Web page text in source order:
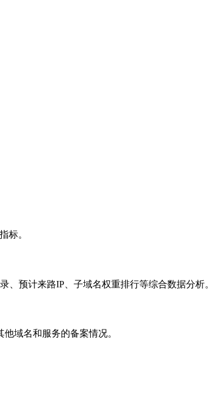
标。
预计来路IP、子域名权重排行等综合数据分析。
域名和服务的备案情况。